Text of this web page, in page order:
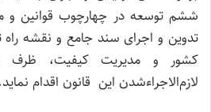
ششم توسعه در چهارچوب قوانین و
تدوین و اجرای سند جامع و نقشه راه
کشور و مدیریت کیفیت،
لازم‌الاجراءشدن این قانون اقدام